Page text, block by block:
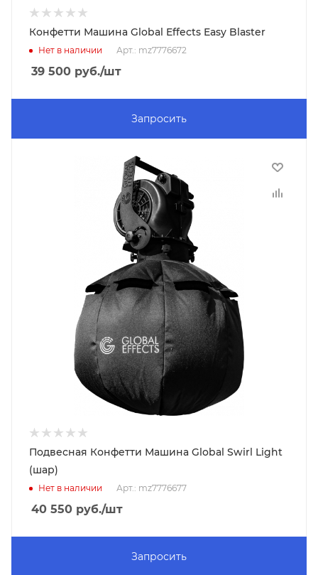
Конфетти Машина Global Effects Easy Blaster
Нет в наличии Арт.: mz7776672
39 500 руб./шт
Запросить
Подвесная Конфетти Машина Global Swirl Light
(шар)
Нет в наличии Арт.: mz7776677
40 550 руб./шт
Запросить